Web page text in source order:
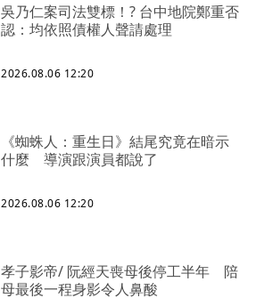
吳乃仁案司法雙標！? 台中地院鄭重否
認：均依照債權人聲請處理
2026.08.06 12:20
《蜘蛛人：重生日》結尾究竟在暗示
什麼 導演跟演員都說了
2026.08.06 12:20
孝子影帝/ 阮經天喪母後停工半年 陪
母最後一程身影令人鼻酸